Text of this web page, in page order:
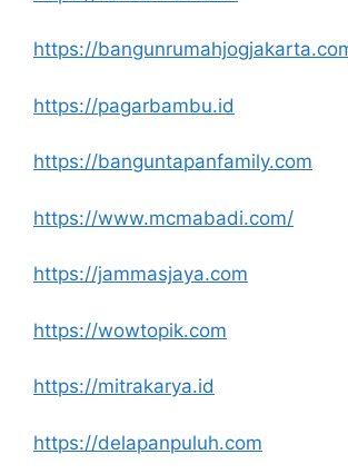
https://
https://pagarbambu.id
https://banguntapanfamily.com
https://www.mcmabadi.com/
https://jammasjaya.com
https://wowtopik.com
https://mitrakarya.id
https://delapanpuluh.com